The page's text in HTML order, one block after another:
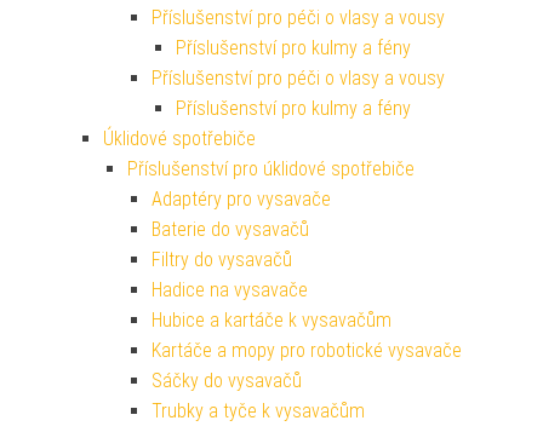
Příslušenství pro péči o vlasy a vousy
Příslušenství pro kulmy a fény
Příslušenství pro péči o vlasy a vousy
Příslušenství pro kulmy a fény
Úklidové spotřebiče
Příslušenství pro úklidové spotřebiče
Adaptéry pro vysavače
Baterie do vysavačů
Filtry do vysavačů
Hadice na vysavače
Hubice a kartáče k vysavačům
Kartáče a mopy pro robotické vysavače
Sáčky do vysavačů
Trubky a tyče k vysavačům